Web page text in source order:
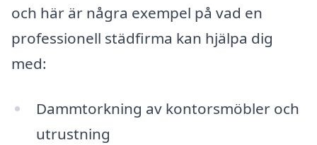
och här är några exempel på vad en
professionell städfirma kan hjälpa dig
med:
Dammtorkning av kontorsmöbler och
utrustning